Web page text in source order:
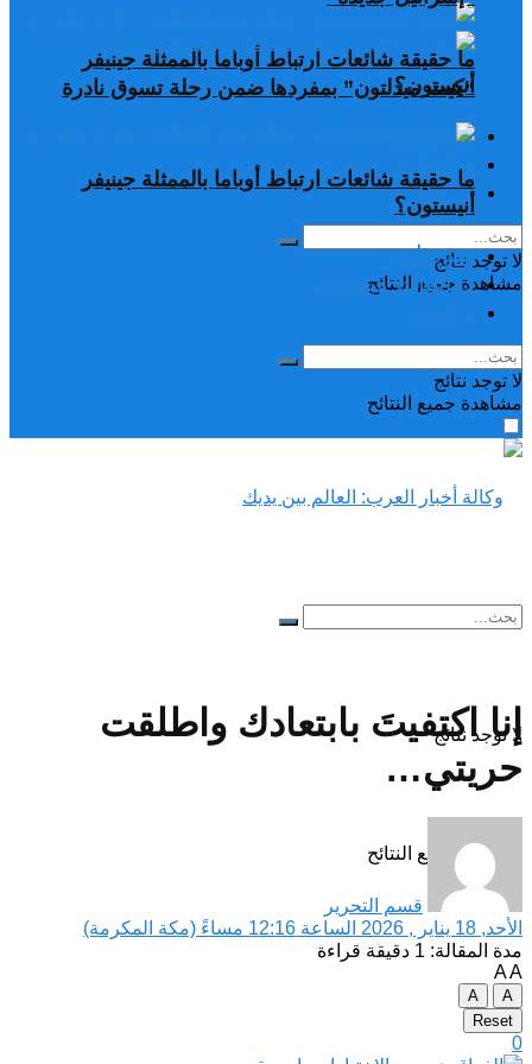
ما حقيقة شائعات ارتباط أوباما بالممثلة جينيفر
أنيستون؟
تغريدات
دراسات وبحوث
رياضة
لا توجد نتائج
مشاهدة جميع النتائح
“كيت ميدلتون” بمفردها ضمن رحلة تسوق نادرة
ما حقيقة شائعات ارتباط أوباما بالممثلة جينيفر
أنيستون؟
تغريدات
دراسات وبحوث
لا توجد نتائج
مشاهدة جميع النتائح
لا توجد نتائج
مشاهدة جميع النتائح
إنا اكتفيتَ بابتعادك واطلقت
حريتي…
قسم التحرير
الأحد, 18 يناير , 2026 الساعة 12:16 مساءً (مكة المكرمة)
مدة المقالة: 1 دقيقة قراءة
AA
A
A
Reset
0